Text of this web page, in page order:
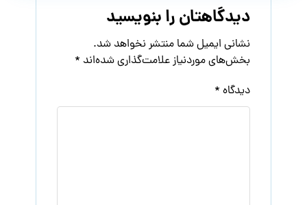
دیدگاهتان را بنویسید
نشانی ایمیل شما منتشر نخواهد شد.
بخش‌های موردنیاز علامت‌گذاری شده‌اند *
دیدگاه *